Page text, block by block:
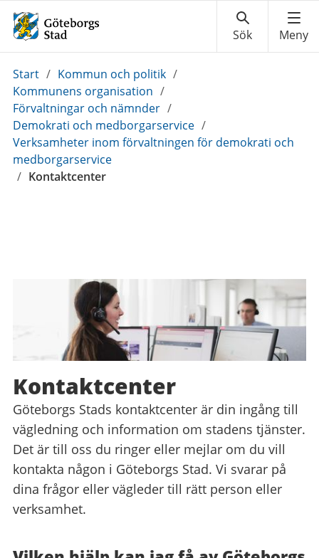
Du
är
här:
Start / Kommun och politik /
Kommunens organisation /
Förvaltningar och nämnder /
Demokrati och medborgarservice /
Verksamheter inom förvaltningen för demokrati och
medborgarservice
/ Kontaktcenter
Kontaktcenter
Göteborgs Stads kontaktcenter är din ingång till
vägledning och information om stadens tjänster.
Det är till oss du ringer eller mejlar om du vill
kontakta någon i Göteborgs Stad. Vi svarar på
dina frågor eller vägleder till rätt person eller
verksamhet.